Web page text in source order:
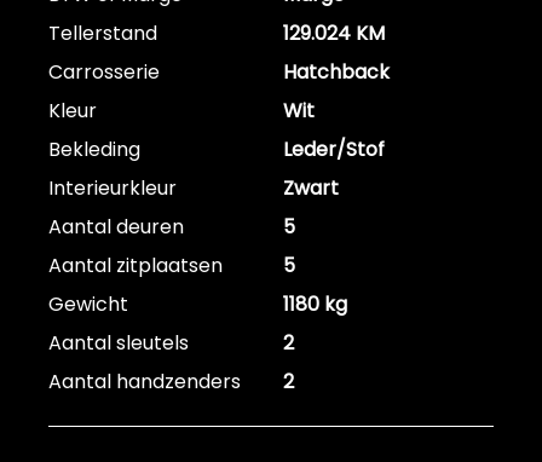
Tellerstand
129.024 KM
Carrosserie
Hatchback
Kleur
Wit
Bekleding
Leder/Stof
Interieurkleur
Zwart
Aantal deuren
5
Aantal zitplaatsen
5
Gewicht
1180 kg
Aantal sleutels
2
Aantal handzenders
2